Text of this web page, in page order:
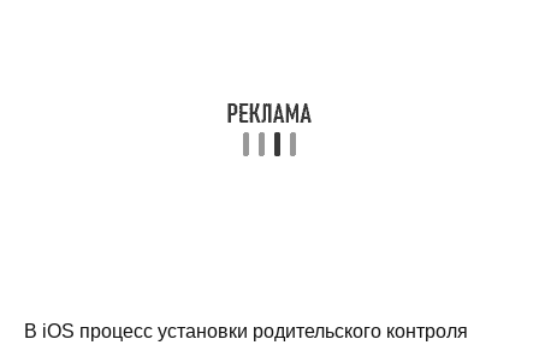
В iOS процесс установки родительского контроля